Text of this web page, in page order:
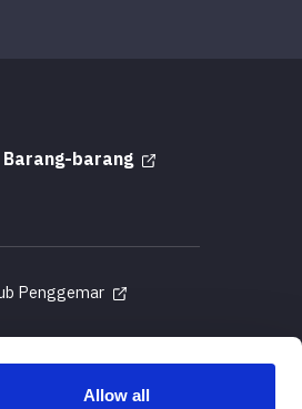
Allow all
Barang-barang
Penggemar